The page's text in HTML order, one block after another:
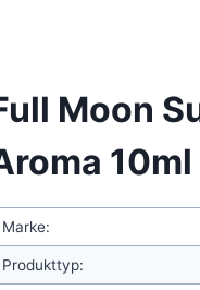
Moon
10ml
Marke:
Produkttyp: